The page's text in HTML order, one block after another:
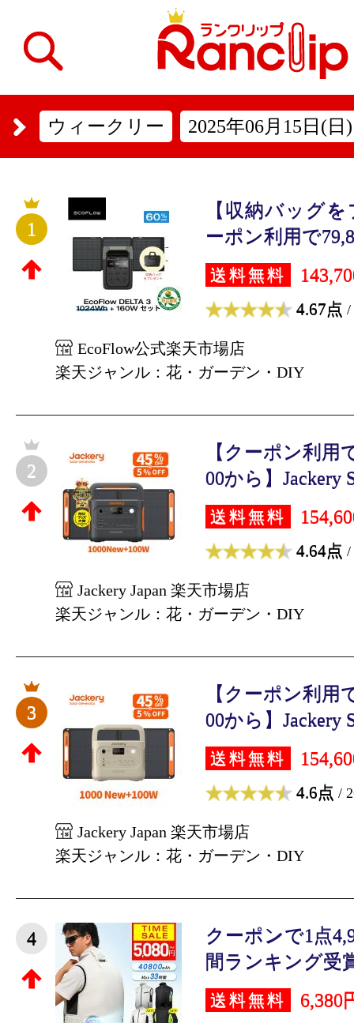
ウィークリー 2025年06月15日(日)
1
【収納バッグ
ーポン利用で
送料無料
4.67点 /
EcoFlow公式楽天市場店
楽天ジャンル：花・ガーデン・DIY
2
【クーポン利用
00から】Jackery
送料無料
4.64点 /
Jackery Japan 楽天市場店
楽天ジャンル：花・ガーデン・DIY
3
【クーポン利用
00から】Jackery
送料無料
4.6点 /
Jackery Japan 楽天市場店
楽天ジャンル：花・ガーデン・DIY
4
クーポンで1点
間ランキング受
送料無料 6,380